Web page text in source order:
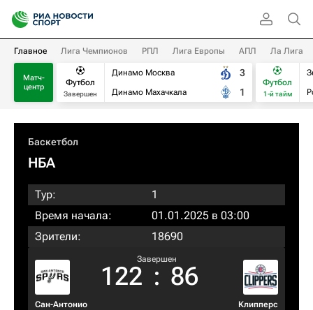
Главное Лига Чемпионов РПЛ Лига Европы АПЛ Ла Лига
Матч-
центр
Футбол
Завершен
Динамо Москва
Динамо Махачкала
3
1
Футбол
1-й тайм
Баскетбол
НБА
Тур:
1
Время начала:
01.01.2025 в 03:00
Зрители:
18690
Сан-Антонио
Завершен
122 : 86
Клипперс